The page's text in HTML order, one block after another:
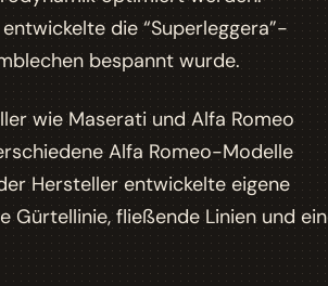
die “Superleggera”-
bespannt wurde.
wie Maserati und Alfa Romeo
Alfa Romeo-Modelle
Hersteller entwickelte eigene
Gürtellinie, fließende Linien und